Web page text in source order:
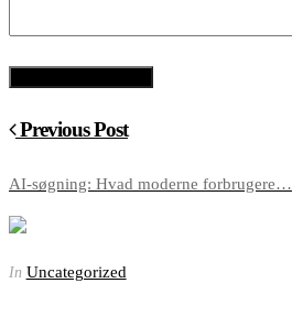
Previous Post
AI-søgning: Hvad moderne forbrugere…
In Uncategorized